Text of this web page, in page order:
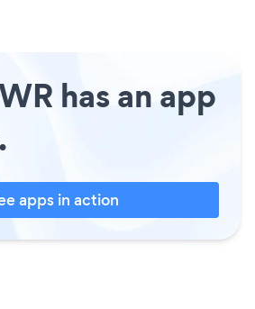
has an app
apps in action